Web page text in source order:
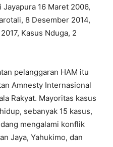
16 Maret 2006,
8 Desember 2014,
Kasus Nduga, 2
pelanggaran HAM itu
Amnesty Internasional
Rakyat. Mayoritas kasus
sebanyak 15 kasus,
mengalami konflik
Jaya, Yahukimo, dan